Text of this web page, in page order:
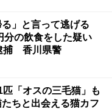
る」と言って逃げる
分の飲食をした疑い
捕 香川県警
匹「オスの三毛猫」も
ちと出会える猫カフ